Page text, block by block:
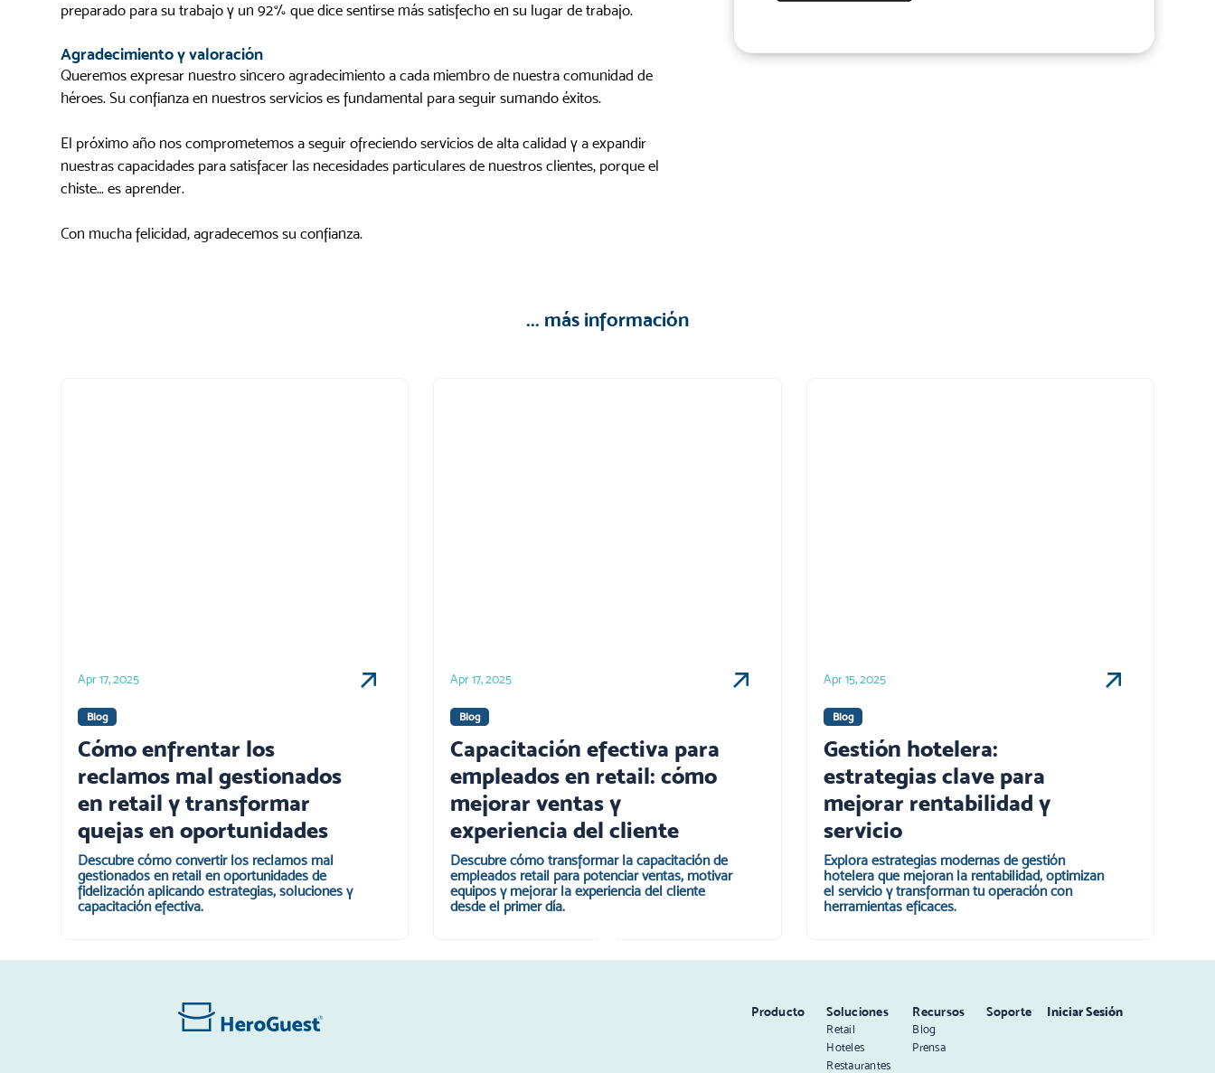
preparado para su trabajo y un 92% que dice sentirse más satisfecho en su lugar de trabajo.
Agradecimiento y valoración
Queremos expresar nuestro sincero agradecimiento a cada miembro de nuestra comunidad de
héroes. Su confianza en nuestros servicios es fundamental para seguir sumando éxitos.
El próximo año nos comprometemos a seguir ofreciendo servicios de alta calidad y a expandir
nuestras capacidades para satisfacer las necesidades particulares de nuestros clientes, porque el
chiste… es aprender.
Con mucha felicidad, agradecemos su confianza.
... más información
Apr 17, 2025
Blog
Cómo enfrentar los
reclamos mal gestionados
en retail y transformar
quejas en oportunidades
Descubre cómo convertir los reclamos mal
gestionados en retail en oportunidades de
fidelización aplicando estrategias, soluciones y
capacitación efectiva.
Apr 17, 2025
Blog
Capacitación efectiva para
empleados en retail: cómo
mejorar ventas y
experiencia del cliente
Descubre cómo transformar la capacitación de
empleados retail para potenciar ventas, motivar
equipos y mejorar la experiencia del cliente
desde el primer día.
Apr 15, 2025
Blog
Gestión hotelera:
estrategias clave para
mejorar rentabilidad y
servicio
Explora estrategias modernas de gestión
hotelera que mejoran la rentabilidad, optimizan
el servicio y transforman tu operación con
herramientas eficaces.
Producto Soluciones
Retail
Hoteles
Restaurantes
Recursos
Blog
Prensa
Soporte Iniciar Sesión